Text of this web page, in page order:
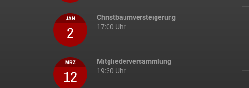
JAN
2
Christbaumversteigerung
17:00 Uhr
MRZ
12
Mitgliederversammlung
19:30 Uhr